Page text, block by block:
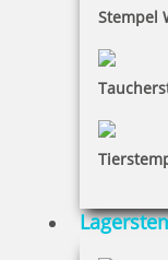
Stempel